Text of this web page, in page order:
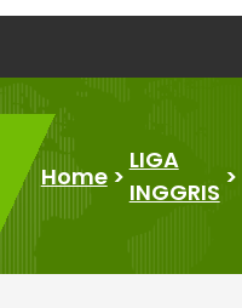
Home>
LIGA
INGGRIS
>